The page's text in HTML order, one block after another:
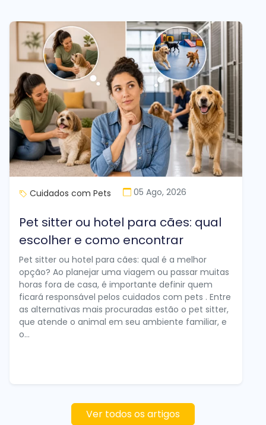
Cuidados com Pets 05 Ago, 2026
Pet sitter ou hotel para cães: qual
escolher e como encontrar
Pet sitter ou hotel para cães: qual é a melhor
opção? Ao planejar uma viagem ou passar muitas
horas fora de casa, é importante definir quem
ficará responsável pelos cuidados com pets . Entre
as alternativas mais procuradas estão o pet sitter,
que atende o animal em seu ambiente familiar, e
o...
Ver todos os artigos